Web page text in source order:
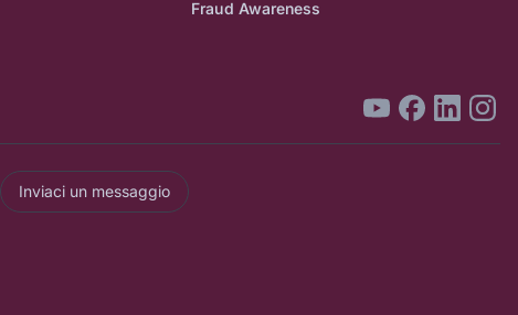
Fraud Awareness
Inviaci un messaggio